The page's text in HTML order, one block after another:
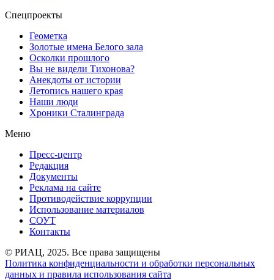
Спецпроекты
Геометка
Золотые имена Белого зала
Осколки прошлого
Вы не видели Тихонова?
Анекдоты от истории
Летопись нашего края
Наши люди
Хроники Сталинграда
Меню
Пресс-центр
Редакция
Документы
Реклама на сайте
Противодействие коррупции
Использование материалов
СОУТ
Контакты
© РИАЦ, 2025. Все права защищены
Политика конфиденциальности и обработки персональных
данных и правила использования сайта